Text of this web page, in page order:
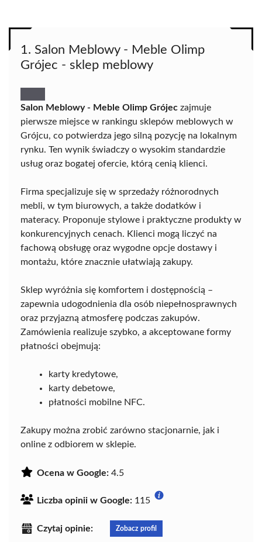
1. Salon Meblowy - Meble Olimp
Grójec - sklep meblowy
Salon Meblowy - Meble Olimp Grójec zajmuje
pierwsze miejsce w rankingu sklepów meblowych w
Grójcu, co potwierdza jego silną pozycję na lokalnym
rynku. Ten wynik świadczy o wysokim standardzie
usług oraz bogatej ofercie, którą cenią klienci.
Firma specjalizuje się w sprzedaży różnorodnych
mebli, w tym biurowych, a także dodatków i
materacy. Proponuje stylowe i praktyczne produkty w
konkurencyjnych cenach. Klienci mogą liczyć na
fachową obsługę oraz wygodne opcje dostawy i
montażu, które znacznie ułatwiają zakupy.
Sklep wyróżnia się komfortem i dostępnością –
zapewnia udogodnienia dla osób niepełnosprawnych
oraz przyjazną atmosferę podczas zakupów.
Zamówienia realizuje szybko, a akceptowane formy
płatności obejmują:
karty kredytowe,
karty debetowe,
płatności mobilne NFC.
Zakupy można zrobić zarówno stacjonarnie, jak i
online z odbiorem w sklepie.
Ocena w Google: 4.5
Liczba opinii w Google: 115
Czytaj opinie: Zobacz profil